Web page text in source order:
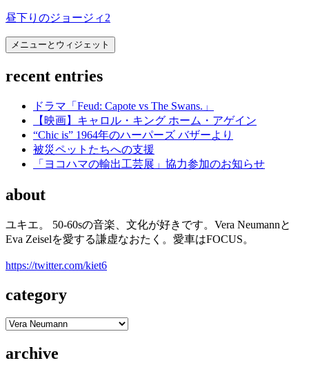
コ
テ
ツ
昼下りのジョージィ2
メニューとウィジェット
recent entries
ドラマ「Feud: Capote vs The Swans.」
【映画】キャロル・キング ホーム・アゲイン
“Chic is” 1964年のハーパーズ バザーより
被災ペットたちへの支援
「ヨコハマの輸出工芸展」協力参加のお知らせ
about
ユキエ。 50-60sの音楽、文化が好きです。Vera Neumannと
Eva Zeiselを愛する謙虚なおたく。愛車はFOCUS。
https://twitter.com/kiet6
category
category
archive